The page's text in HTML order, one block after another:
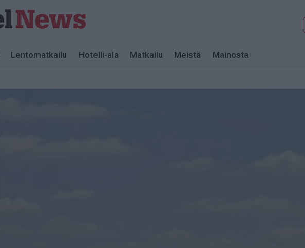
Lentomatkailu Hotelli-ala Matkailu Meistä Mainosta